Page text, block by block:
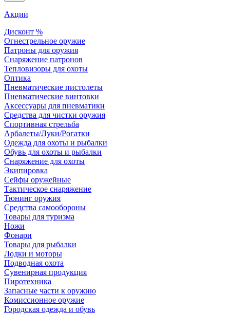
Акции
Дисконт %
Огнестрельное оружие
Патроны для оружия
Снаряжение патронов
Тепловизоры для охоты
Оптика
Пневматические пистолеты
Пневматические винтовки
Аксессуары для пневматики
Средства для чистки оружия
Спортивная стрельба
Арбалеты/Луки/Рогатки
Одежда для охоты и рыбалки
Обувь для охоты и рыбалки
Снаряжение для охоты
Экипировка
Сейфы оружейные
Тактическое снаряжение
Тюнинг оружия
Средства самообороны
Товары для туризма
Ножи
Фонари
Товары для рыбалки
Лодки и моторы
Подводная охота
Сувенирная продукция
Пиротехника
Запасные части к оружию
Комиссионное оружие
Городская одежда и обувь